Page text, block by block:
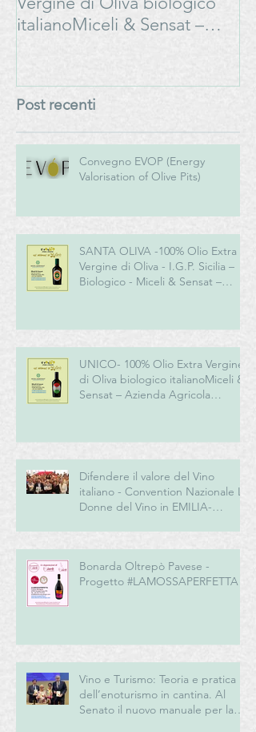
italianoMiceli & Sensat –
Post recenti
Convegno EVOP (Energy
Valorisation of Olive Pits)
SANTA OLIVA -100% Olio Extra
Vergine di Oliva - I.G.P. Sicilia –
Biologico - Miceli & Sensat –
UNICO- 100% Olio Extra Vergine
di Oliva biologico italianoMiceli &
Sensat – Azienda Agricola
Difendere il valore del Vino
italiano - Convention Nazionale Le
Donne del Vino in EMILIA-
Bonarda Oltrepò Pavese -
Progetto #LAMOSSAPERFETTA
Vino e Turismo: Teoria e pratica
dell’enoturismo in cantina. Al
Senato il nuovo manuale per la